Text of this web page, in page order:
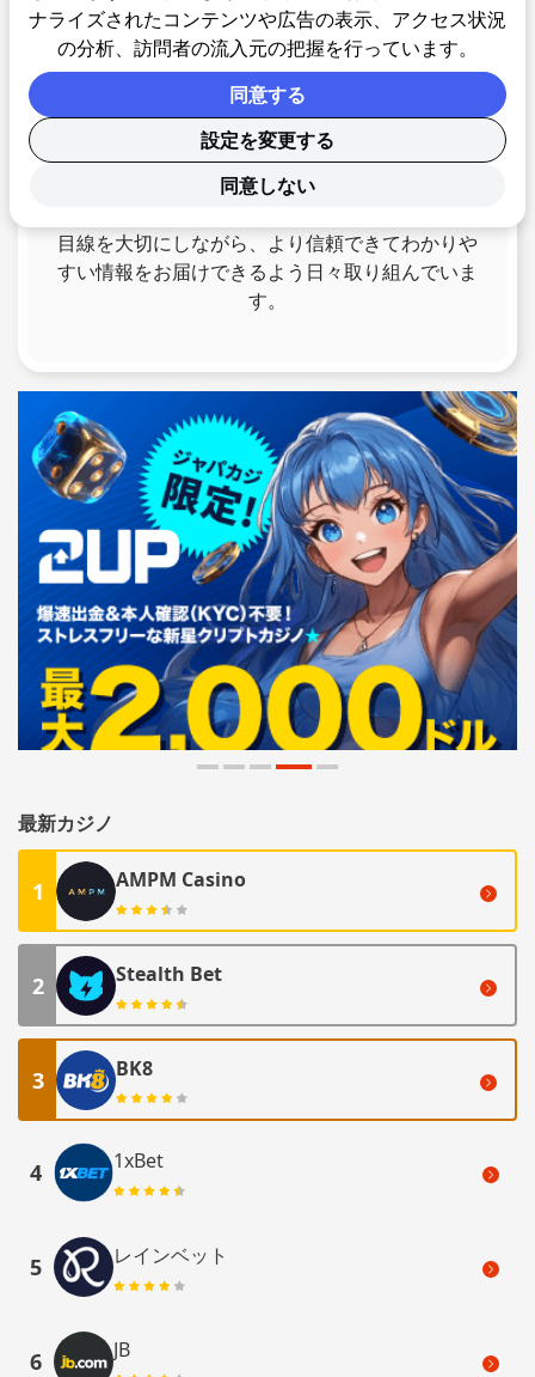
マネージャーとしてサイト運営に携わってきまし
た。現在はマーケティング担当として、海外市場
や業界トレンドを日々リサーチしながら、ユーザ
ーにとって本当に価値のある情報を届けることを
目指しています。
プレイヤーが「今、知りたいこと」や「比較した
いこと」に的確に応えられるよう、人気ページや
目線を大切にしながら、より信頼できてわかりや
すい情報をお届けできるよう日々取り組んでいま
す。
最新カジノ
1 AMPM Casino
2 Stealth Bet
3 BK8
4 1xBet
5 レインベット
6 JB
ナライズされたコンテンツや広告の表示、アクセス状況
の分析、訪問者の流入元の把握を行っています。
設定を変更する
同意しない
同意する